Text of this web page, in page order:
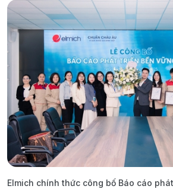
Elmich chính thức công bố Báo cáo